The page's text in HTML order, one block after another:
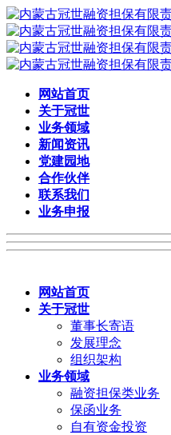
网站首页
关于冠世
业务领域
新闻资讯
党建园地
合作伙伴
联系我们
业务申报
网站首页
关于冠世
董事长寄语
发展理念
组织架构
业务领域
融资担保类业务
保函业务
自有资金投资